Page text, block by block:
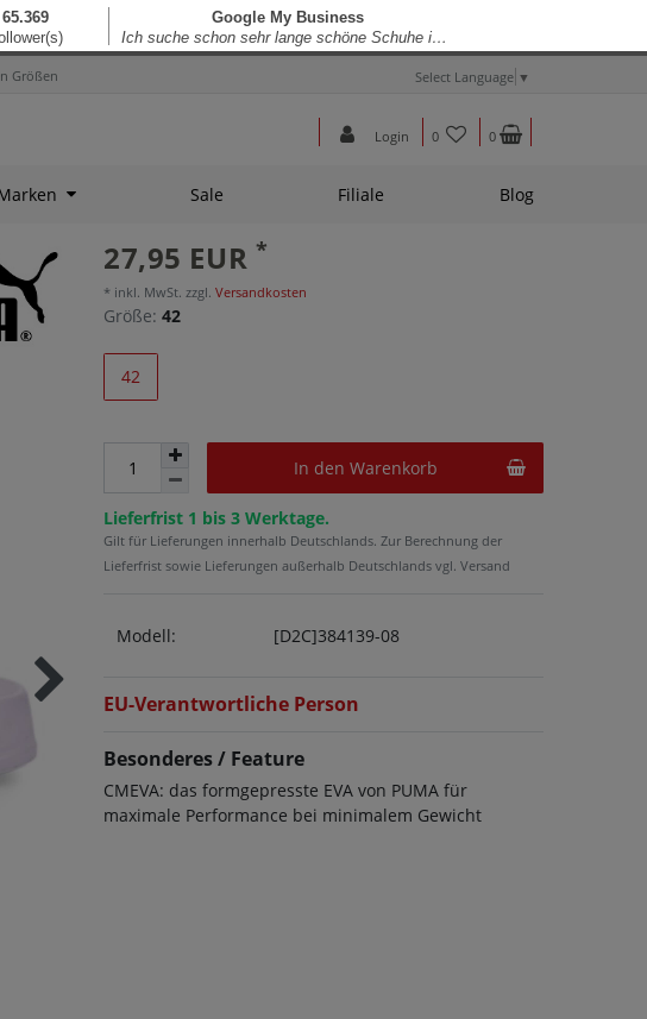
Größen Select Language ▼
Login 0 0
Sale Filiale Blog
27,95 EUR *
* inkl. MwSt. zzgl. Versandkosten
Größe: 42
42
In den Warenkorb
Lieferfrist 1 bis 3 Werktage.
Gilt für Lieferungen innerhalb Deutschlands. Zur Berechnung der
Lieferfrist sowie Lieferungen außerhalb Deutschlands vgl. Versand
Modell: [D2C]384139-08
EU-Verantwortliche Person
Besonderes / Feature
CMEVA: das formgepresste EVA von PUMA für
maximale Performance bei minimalem Gewicht